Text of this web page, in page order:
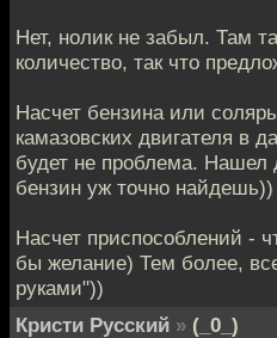
Нет, нолик не забыл. Там
количество, так что
Насчет бензина или
камазовских двигателя в
будет не проблема. Нашел
бензин уж точно найдешь))
Насчет приспособлений -
бы желание) Тем более,
руками"))
Кристи Русский » (_0_)